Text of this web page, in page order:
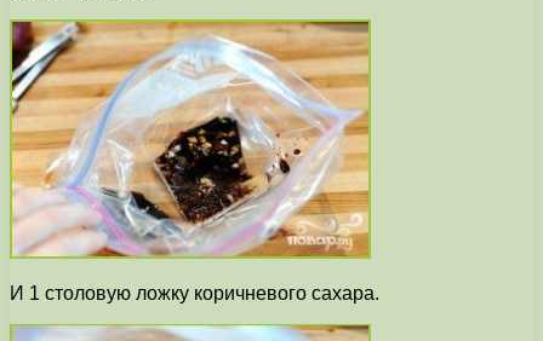
И 1 столовую ложку коричневого сахара.